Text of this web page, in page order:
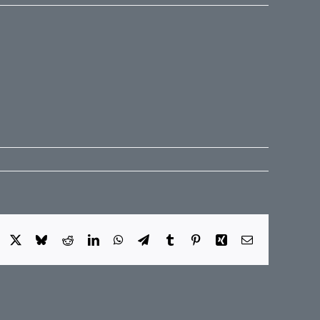
Facebook BlueskyRedditLinkedInWhatsApp
TelegramTumblr PinterestXing E-